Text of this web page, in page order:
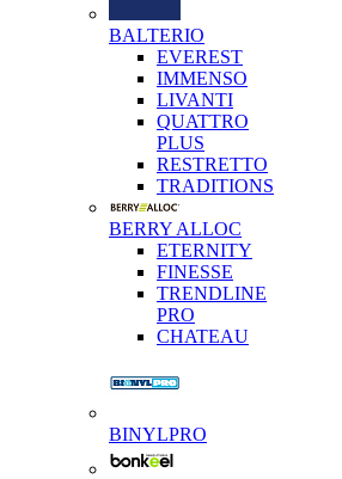
BALTERIO
EVEREST
IMMENSO
LIVANTI
QUATTRO
PLUS
RESTRETTO
TRADITIONS
BERRY ALLOC
ETERNITY
FINESSE
TRENDLINE
PRO
CHATEAU
BINYLPRO